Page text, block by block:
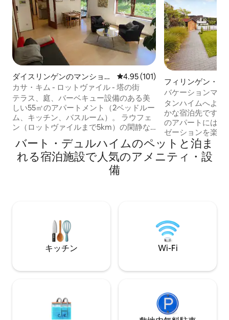
ダイスリンゲンのマンショ
ン・アパート
レビュー101件、5つ星中4.95つ
4.95 (101)
カサ・キム - ロットヴァイル - 塔の街
テラス、庭、バーベキュー設備のある美
しい55㎡のアパートメント（2ベッドルー
ム、キッチン、バスルーム）。 ラウフェ
ン（ロットヴァイルまで5km）の閑静な
グパラダイスまで徒歩わずか20分。 A81
へのアクセスのおかげで、ハイライトへ
の理想的な出発点です。 🌲 シュヴァルツ
しくお願いいたします。Jason & Elke
フィリンゲン・シ
ゲンのコンドミニ
バケーションマン
ックフォレスト
タンハイムへよう
かな宿泊先です！
のアパートには、
ゼーションを楽し
ます。 Playstation 4、Netflix、Amazon
プライム・ビデ
す。 近くのアト
作るこの機会をお
また！
バート・デュルハイムのペットと泊ま
れる宿泊施設で人気のアメニティ・設
備
キッチン Wi-Fi